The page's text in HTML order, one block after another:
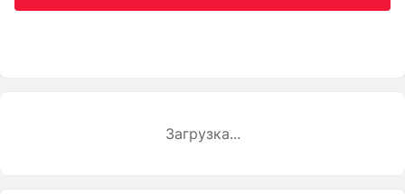
Загрузка...